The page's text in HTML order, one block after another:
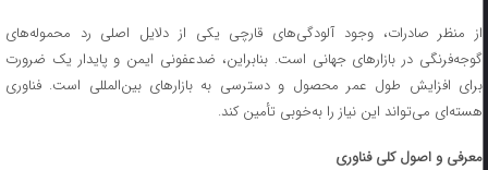
از منظر صادرات، وجود آلودگی‌های قارچی یکی از دلایل اصلی رد محموله‌های
گوجه‌فرنگی در بازارهای جهانی است. بنابراین، ضدعفونی ایمن و پایدار یک ضرورت
برای افزایش طول عمر محصول و دسترسی به بازارهای بین‌المللی است. فناوری
هسته‌ای می‌تواند این نیاز را به‌خوبی تأمین کند.
معرفی و اصول کلی فناوری